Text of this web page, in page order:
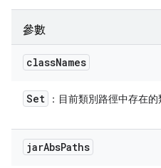
參數
classNames
Set ：目前類別路徑中存在
jarAbsPaths